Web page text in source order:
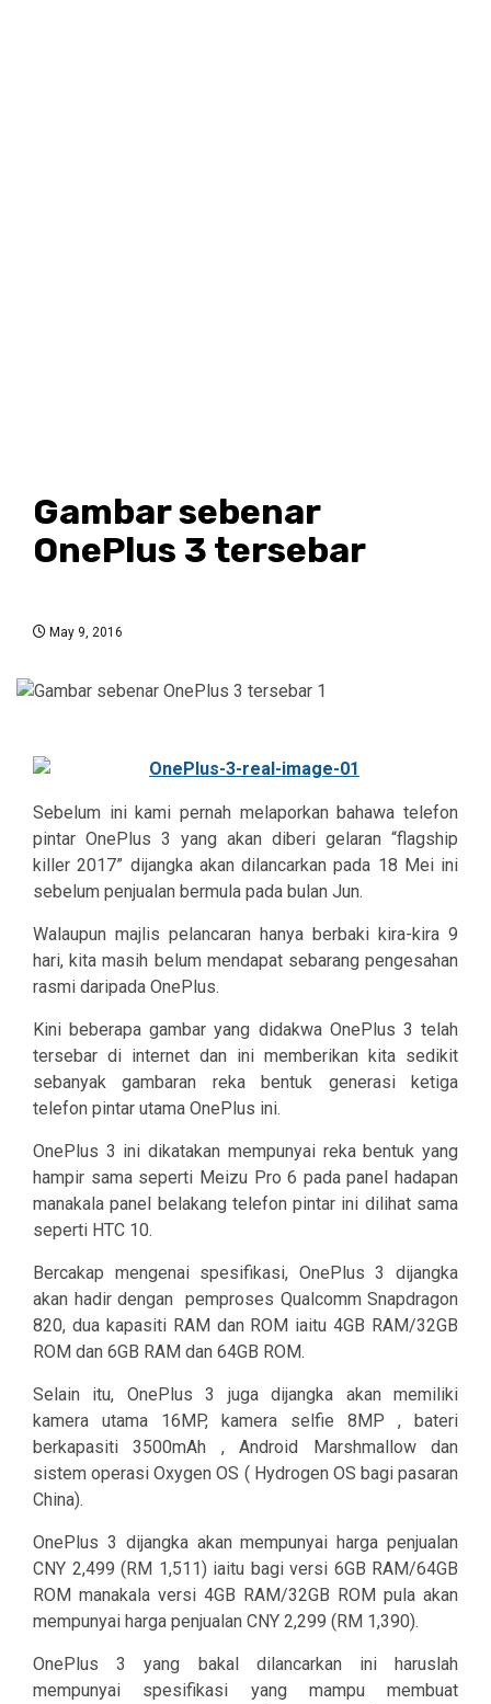
Gambar sebenar
OnePlus 3 tersebar
May 9, 2016
Sebelum ini kami pernah melaporkan bahawa telefon
pintar OnePlus 3 yang akan diberi gelaran “flagship
killer 2017” dijangka akan dilancarkan pada 18 Mei ini
sebelum penjualan bermula pada bulan Jun.
Walaupun majlis pelancaran hanya berbaki kira-kira 9
hari, kita masih belum mendapat sebarang pengesahan
rasmi daripada OnePlus.
Kini beberapa gambar yang didakwa OnePlus 3 telah
tersebar di internet dan ini memberikan kita sedikit
sebanyak gambaran reka bentuk generasi ketiga
telefon pintar utama OnePlus ini.
OnePlus 3 ini dikatakan mempunyai reka bentuk yang
hampir sama seperti Meizu Pro 6 pada panel hadapan
manakala panel belakang telefon pintar ini dilihat sama
seperti HTC 10.
Bercakap mengenai spesifikasi, OnePlus 3 dijangka
akan hadir dengan pemproses Qualcomm Snapdragon
820, dua kapasiti RAM dan ROM iaitu 4GB RAM/32GB
ROM dan 6GB RAM dan 64GB ROM.
Selain itu, OnePlus 3 juga dijangka akan memiliki
kamera utama 16MP, kamera selfie 8MP , bateri
berkapasiti 3500mAh , Android Marshmallow dan
sistem operasi Oxygen OS ( Hydrogen OS bagi pasaran
China).
OnePlus 3 dijangka akan mempunyai harga penjualan
CNY 2,499 (RM 1,511) iaitu bagi versi 6GB RAM/64GB
ROM manakala versi 4GB RAM/32GB ROM pula akan
mempunyai harga penjualan CNY 2,299 (RM 1,390).
OnePlus 3 yang bakal dilancarkan ini haruslah
mempunyai spesifikasi yang mampu membuat